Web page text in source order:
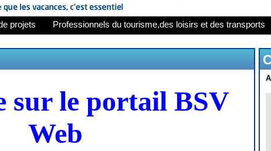
projets Professionnels du tourisme,des loisirs et des transports
sur le portail BSV
Web